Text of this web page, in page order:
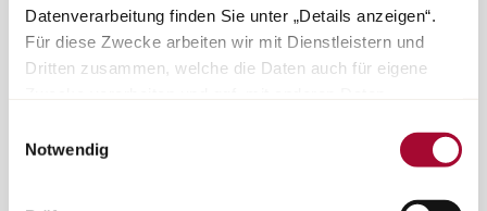
Datenverarbeitung finden Sie unter „Details anzeigen“.
Für diese Zwecke arbeiten wir mit Dienstleistern und
Dritten zusammen, welche die Daten auch für eigene
„Cookies und Services zulassen“ oder durch Auswählen
einzelner Cookies und Services in der Detailansicht
geben Sie Ihre Einwilligung zur Verarbeitung Ihrer Daten
Notwendig
Grand toit panoramique (uniquement possible sur les